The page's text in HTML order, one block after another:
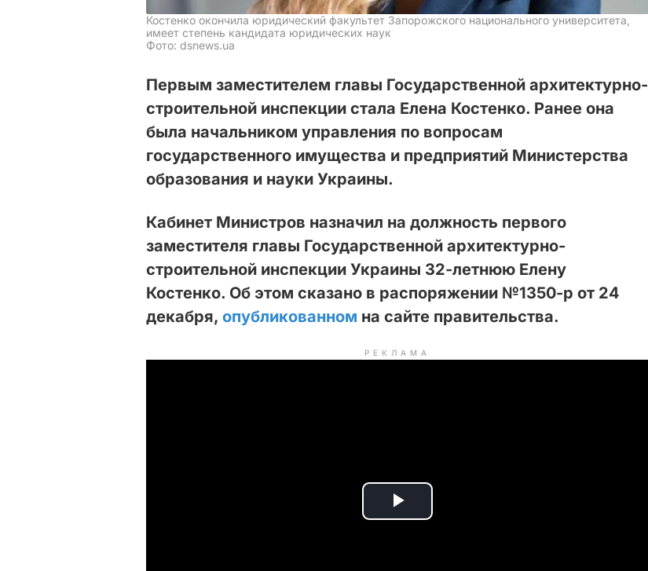
Костенко окончила юридический факультет Запорожского национального университета,
имеет степень кандидата юридических наук
Фото: dsnews.ua
Первым заместителем главы Государственной архитектурно-
строительной инспекции стала Елена Костенко. Ранее она
была начальником управления по вопросам
государственного имущества и предприятий Министерства
образования и науки Украины.
Кабинет Министров назначил на должность первого
заместителя главы Государственной архитектурно-
строительной инспекции Украины 32-летнюю Елену
Костенко. Об этом сказано в распоряжении №1350-р от 24
декабря, опубликованном на сайте правительства.
РЕКЛАМА
P